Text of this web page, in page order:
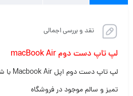
نقد و بررسی اجمالی
لپ تاپ دست دوم macBook Air
لپ تاپ دست دوم اپل Macbook Air با شکل ظاهری ۹۹%
تمیز و سالم موجود در فروشگاه